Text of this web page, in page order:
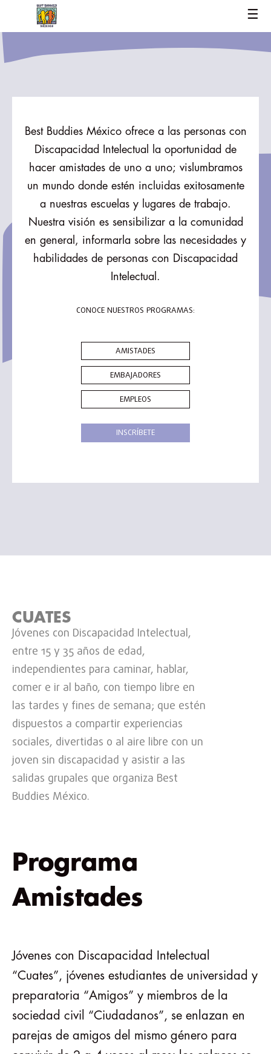
☰
Best Buddies México ofrece a las personas con
Discapacidad Intelectual la oportunidad de
hacer amistades de uno a uno; vislumbramos
un mundo donde estén incluidas exitosamente
a nuestras escuelas y lugares de trabajo.
Nuestra visión es sensibilizar a la comunidad
en general, informarla sobre las necesidades y
habilidades de personas con Discapacidad
Intelectual.
CONOCE NUESTROS PROGRAMAS:
AMISTADES
EMBAJADORES
EMPLEOS
INSCRÍBETE
CUATES
Jóvenes con Discapacidad Intelectual,
entre 15 y 35 años de edad,
independientes para caminar, hablar,
comer e ir al baño, con tiempo libre en
las tardes y fines de semana; que estén
dispuestos a compartir experiencias
sociales, divertidas o al aire libre con un
joven sin discapacidad y asistir a las
salidas grupales que organiza Best
Buddies México.
Programa
Amistades
Jóvenes con Discapacidad Intelectual
“Cuates”, jóvenes estudiantes de universidad y
preparatoria “Amigos” y miembros de la
sociedad civil “Ciudadanos”, se enlazan en
parejas de amigos del mismo género para